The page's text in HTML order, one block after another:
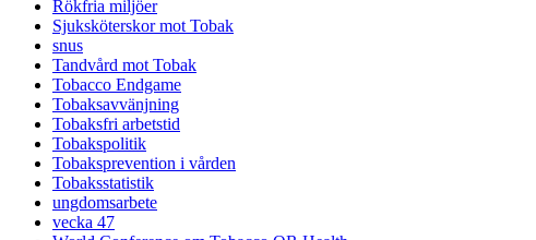
Rökfria miljöer
Sjuksköterskor mot Tobak
snus
Tandvård mot Tobak
Tobacco Endgame
Tobaksavvänjning
Tobaksfri arbetstid
Tobakspolitik
Tobaksprevention i vården
Tobaksstatistik
ungdomsarbete
vecka 47